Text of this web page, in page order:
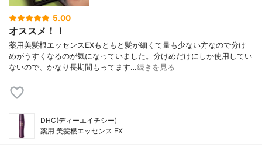
5.00
オススメ！！
薬用美髪根エッセンスEXもともと髪が細くて量も少ない方なので分け
めがうすくなるのが気になっていました。分けめだけにしか使用してい
ないので、かなり長期間もってます…続きを見る
DHC(ディーエイチシー)
薬用 美髪根エッセンス EX